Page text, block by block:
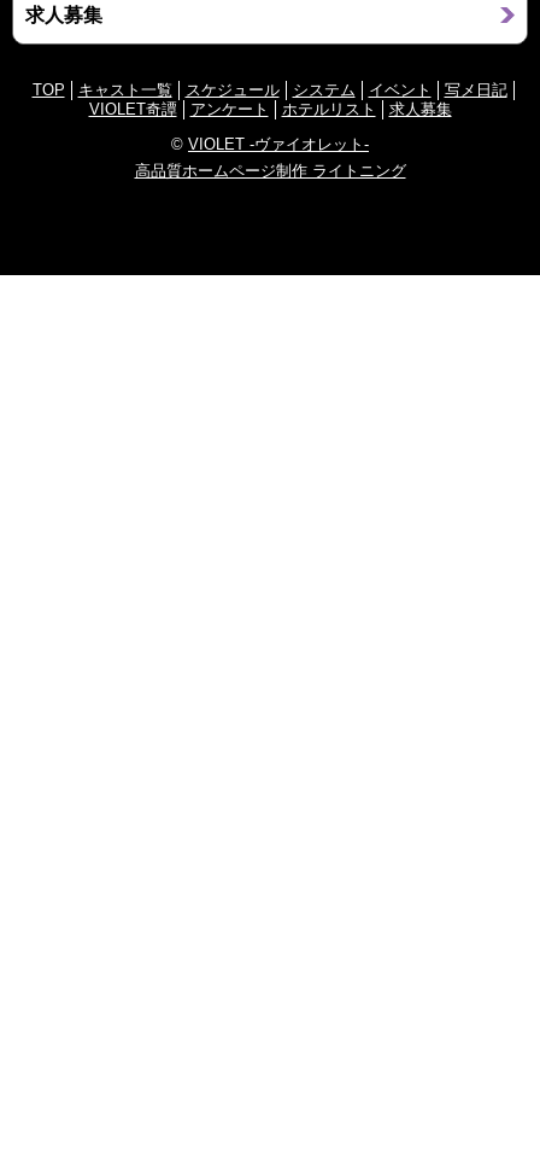
求人募集
TOP キャスト一覧 スケジュール システム イベント
写メ日記
VIOLET奇譚
アンケート ホテルリスト
求人募集
© VIOLET -ヴァイオレット-
高品質ホームページ制作 ライトニング